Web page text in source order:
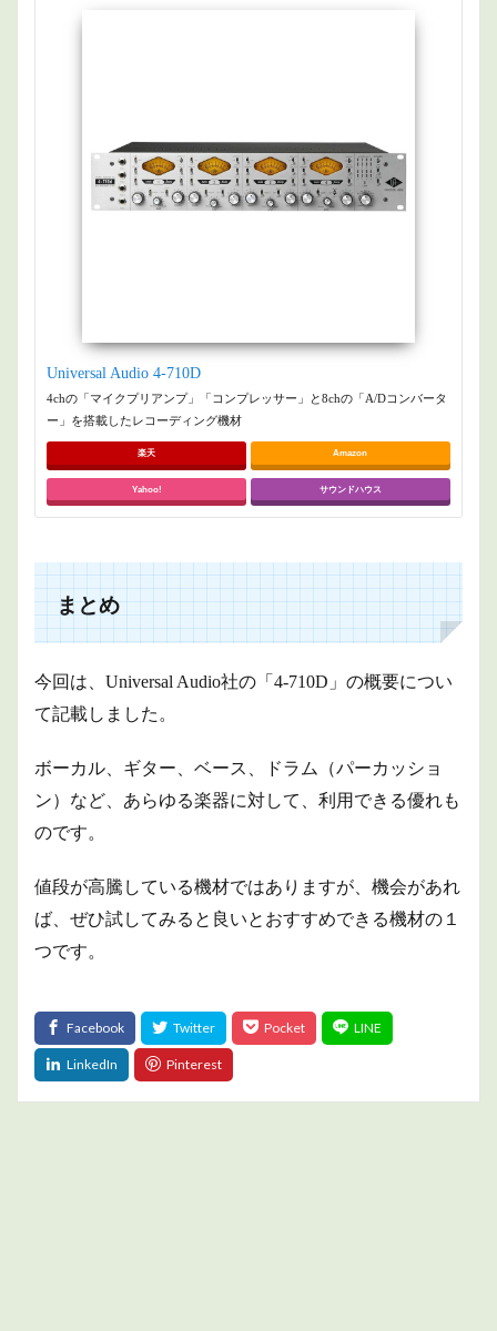
Universal Audio 4-710D
4chの「マイクプリアンプ」「コンプレッサー」と8chの「A/Dコンバータ
ー」を搭載したレコーディング機材
楽天 Amazon
Yahoo! サウンドハウス
まとめ
今回は、Universal Audio社の「4-710D」の概要につい
て記載しました。
ボーカル、ギター、ベース、ドラム（パーカッショ
ン）など、あらゆる楽器に対して、利用できる優れも
のです。
値段が高騰している機材ではありますが、機会があれ
ば、ぜひ試してみると良いとおすすめできる機材の１
つです。